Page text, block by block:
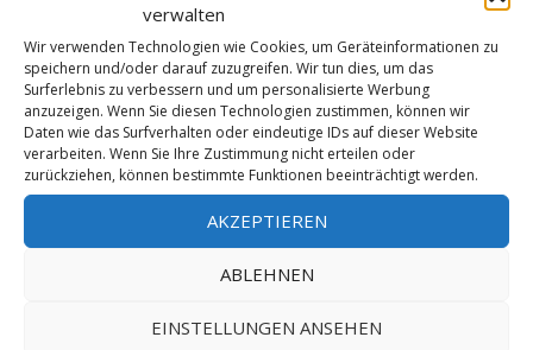
verwalten
Wir verwenden Technologien wie Cookies, um Geräteinformationen zu
speichern und/oder darauf zuzugreifen. Wir tun dies, um das
Surferlebnis zu verbessern und um personalisierte Werbung
anzuzeigen. Wenn Sie diesen Technologien zustimmen, können wir
Daten wie das Surfverhalten oder eindeutige IDs auf dieser Website
verarbeiten. Wenn Sie Ihre Zustimmung nicht erteilen oder
zurückziehen, können bestimmte Funktionen beeinträchtigt werden.
AKZEPTIEREN
ABLEHNEN
EINSTELLUNGEN ANSEHEN
HINTERLASSE EINE ANTWORT
Deine E-Mail-Adresse wird nicht
veröffentlicht. Erforderliche Felder
sind mit*markiert